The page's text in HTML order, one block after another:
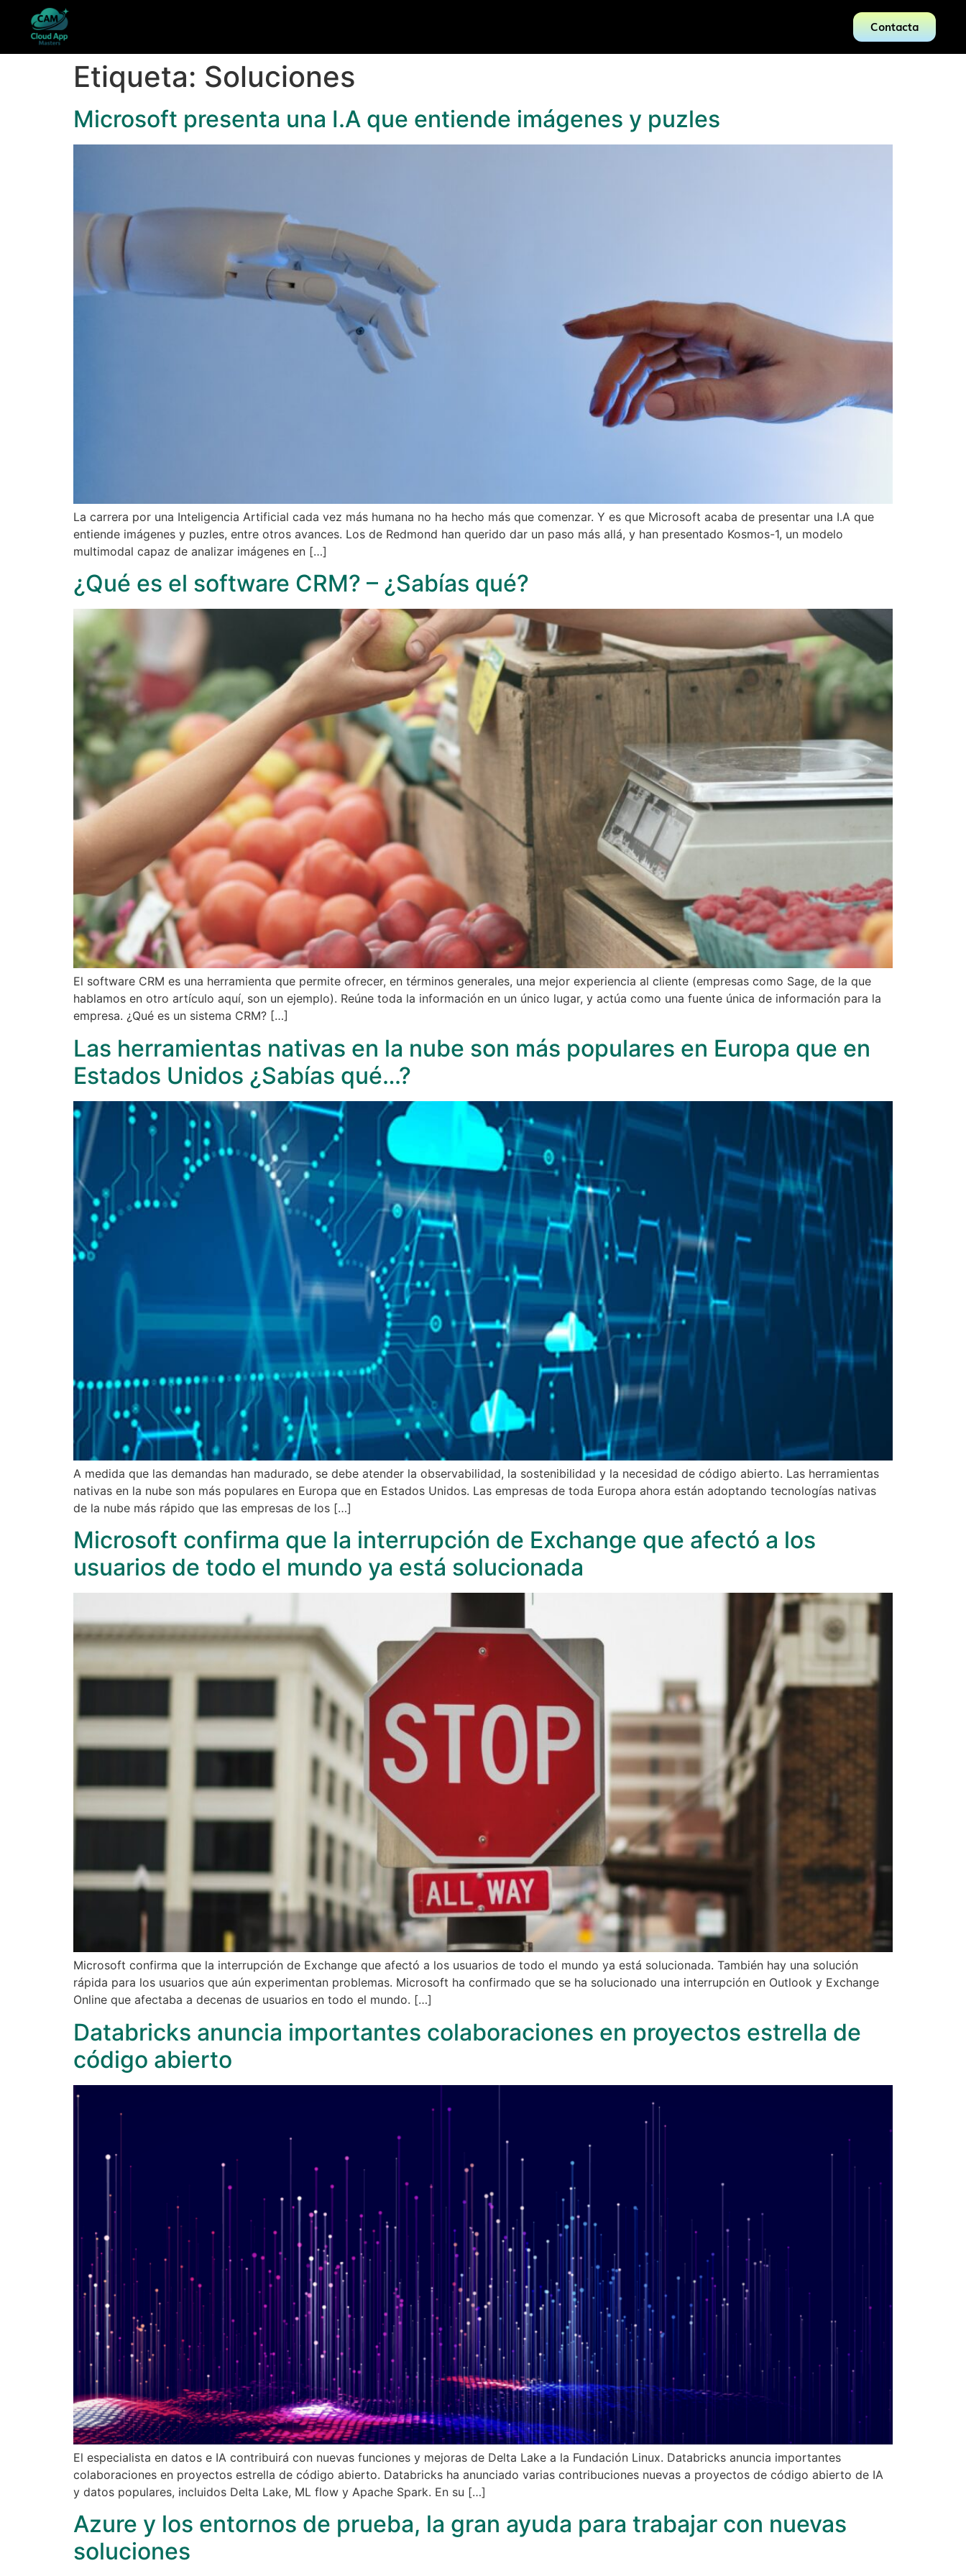
Contacta
Etiqueta: Soluciones
Microsoft presenta una I.A que entiende imágenes y puzles
La carrera por una Inteligencia Artificial cada vez más humana no ha hecho más que comenzar. Y es que Microsoft acaba de presentar una I.A que
entiende imágenes y puzles, entre otros avances. Los de Redmond han querido dar un paso más allá, y han presentado Kosmos-1, un modelo
multimodal capaz de analizar imágenes en […]
¿Qué es el software CRM? – ¿Sabías qué?
El software CRM es una herramienta que permite ofrecer, en términos generales, una mejor experiencia al cliente (empresas como Sage, de la que
hablamos en otro artículo aquí, son un ejemplo). Reúne toda la información en un único lugar, y actúa como una fuente única de información para la
empresa. ¿Qué es un sistema CRM? […]
Las herramientas nativas en la nube son más populares en Europa que en
Estados Unidos ¿Sabías qué…?
A medida que las demandas han madurado, se debe atender la observabilidad, la sostenibilidad y la necesidad de código abierto. Las herramientas
nativas en la nube son más populares en Europa que en Estados Unidos. Las empresas de toda Europa ahora están adoptando tecnologías nativas
de la nube más rápido que las empresas de los […]
Microsoft confirma que la interrupción de Exchange que afectó a los
usuarios de todo el mundo ya está solucionada
Microsoft confirma que la interrupción de Exchange que afectó a los usuarios de todo el mundo ya está solucionada. También hay una solución
rápida para los usuarios que aún experimentan problemas. Microsoft ha confirmado que se ha solucionado una interrupción en Outlook y Exchange
Online que afectaba a decenas de usuarios en todo el mundo. […]
Databricks anuncia importantes colaboraciones en proyectos estrella de
código abierto
El especialista en datos e IA contribuirá con nuevas funciones y mejoras de Delta Lake a la Fundación Linux. Databricks anuncia importantes
colaboraciones en proyectos estrella de código abierto. Databricks ha anunciado varias contribuciones nuevas a proyectos de código abierto de IA
y datos populares, incluidos Delta Lake, ML flow y Apache Spark. En su […]
Azure y los entornos de prueba, la gran ayuda para trabajar con nuevas
soluciones